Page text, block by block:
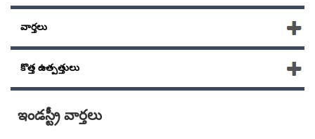
వార్తలు
కొత్త ఉత్పత్తులు
ఇండస్ట్రీ వార్తలు